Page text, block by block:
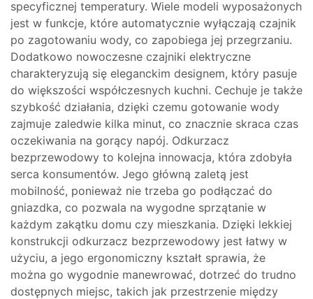
specyficznej temperatury. Wiele modeli wyposażonych
jest w funkcje, które automatycznie wyłączają czajnik
po zagotowaniu wody, co zapobiega jej przegrzaniu.
Dodatkowo nowoczesne czajniki elektryczne
charakteryzują się eleganckim designem, który pasuje
do większości współczesnych kuchni. Cechuje je także
szybkość działania, dzięki czemu gotowanie wody
zajmuje zaledwie kilka minut, co znacznie skraca czas
oczekiwania na gorący napój. Odkurzacz
bezprzewodowy to kolejna innowacja, która zdobyła
serca konsumentów. Jego główną zaletą jest
mobilność, ponieważ nie trzeba go podłączać do
gniazdka, co pozwala na wygodne sprzątanie w
każdym zakątku domu czy mieszkania. Dzięki lekkiej
konstrukcji odkurzacz bezprzewodowy jest łatwy w
użyciu, a jego ergonomiczny kształt sprawia, że
można go wygodnie manewrować, dotrzeć do trudno
dostępnych miejsc, takich jak przestrzenie między